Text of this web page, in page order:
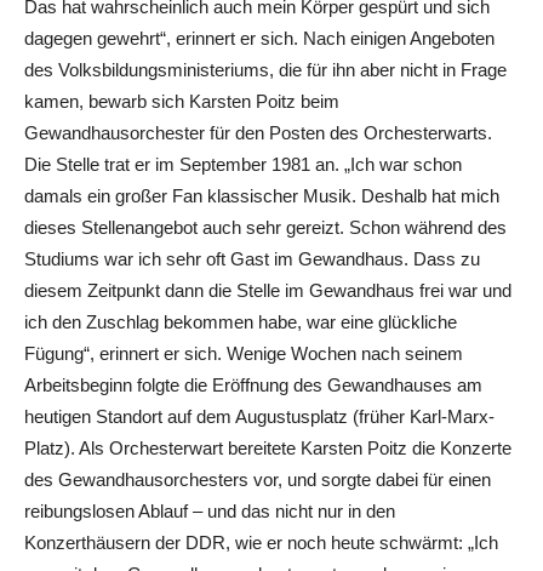
Das hat wahrscheinlich auch mein Körper gespürt und sich
dagegen gewehrt“, erinnert er sich. Nach einigen Angeboten
des Volksbildungsministeriums, die für ihn aber nicht in Frage
kamen, bewarb sich Karsten Poitz beim
Gewandhausorchester für den Posten des Orchesterwarts.
Die Stelle trat er im September 1981 an. „Ich war schon
damals ein großer Fan klassischer Musik. Deshalb hat mich
dieses Stellenangebot auch sehr gereizt. Schon während des
Studiums war ich sehr oft Gast im Gewandhaus. Dass zu
diesem Zeitpunkt dann die Stelle im Gewandhaus frei war und
ich den Zuschlag bekommen habe, war eine glückliche
Fügung“, erinnert er sich. Wenige Wochen nach seinem
Arbeitsbeginn folgte die Eröffnung des Gewandhauses am
heutigen Standort auf dem Augustusplatz (früher Karl-Marx-
Platz). Als Orchesterwart bereitete Karsten Poitz die Konzerte
des Gewandhausorchesters vor, und sorgte dabei für einen
reibungslosen Ablauf – und das nicht nur in den
Konzerthäusern der DDR, wie er noch heute schwärmt: „Ich